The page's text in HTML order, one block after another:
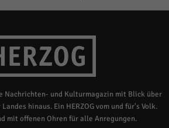
Nachrichten- und Kulturmagazin mit Blick über
hinaus. Ein HERZOG vom und für's Volk.
mit offenen Ohren für alle Anregungen.